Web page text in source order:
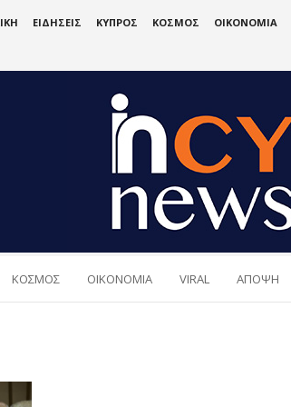
ΕΙΔΗΣΕΙΣ ΚΥΠΡΟΣ ΚΟΣΜΟΣ ΟΙΚΟΝΟΜΙΑ
ΚΟΣΜΟΣ ΟΙΚΟΝΟΜΙΑ VIRAL ΑΠΟΨΗ